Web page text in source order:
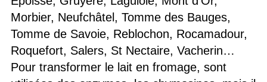
Morbier, Neufchâtel, Tomme des Bauges,
Tomme de Savoie, Reblochon, Rocamadour,
Roquefort, Salers, St Nectaire, Vacherin…
Pour transformer le lait en fromage, sont